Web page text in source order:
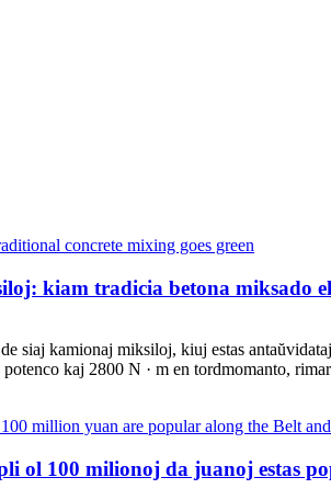
kiam tradicia betona miksado
siaj kamionaj miksiloj, kiuj estas
kaj 2800 N · m en tordmomanto,
ol 100 milionoj da juanoj estas